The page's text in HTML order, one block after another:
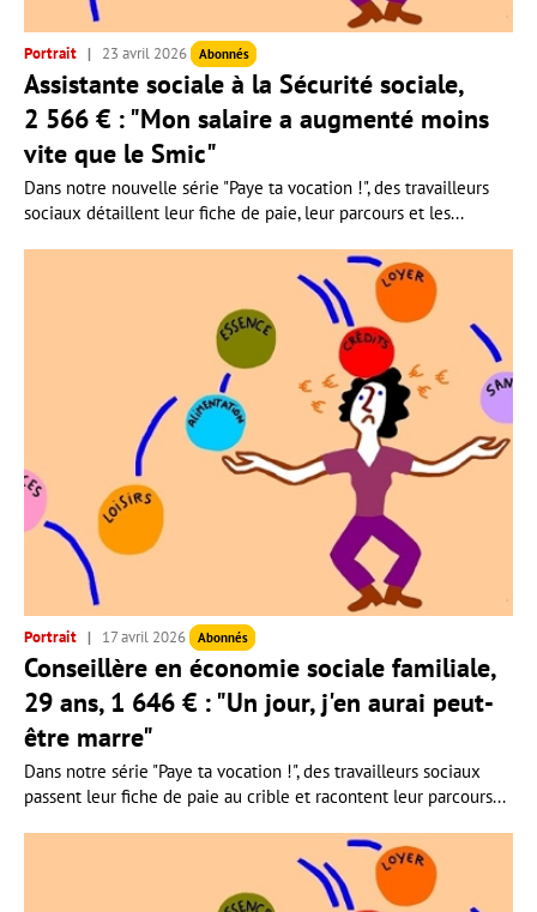
Portrait 23 avril 2026 Abonnés
Assistante sociale à la Sécurité sociale,
2 566 € : "Mon salaire a augmenté moins
vite que le Smic"
Dans notre nouvelle série "Paye ta vocation !", des travailleurs
sociaux détaillent leur fiche de paie, leur parcours et les...
Portrait 17 avril 2026 Abonnés
Conseillère en économie sociale familiale,
29 ans, 1 646 € : "Un jour, j'en aurai peut-
être marre"
Dans notre série "Paye ta vocation !", des travailleurs sociaux
passent leur fiche de paie au crible et racontent leur parcours...